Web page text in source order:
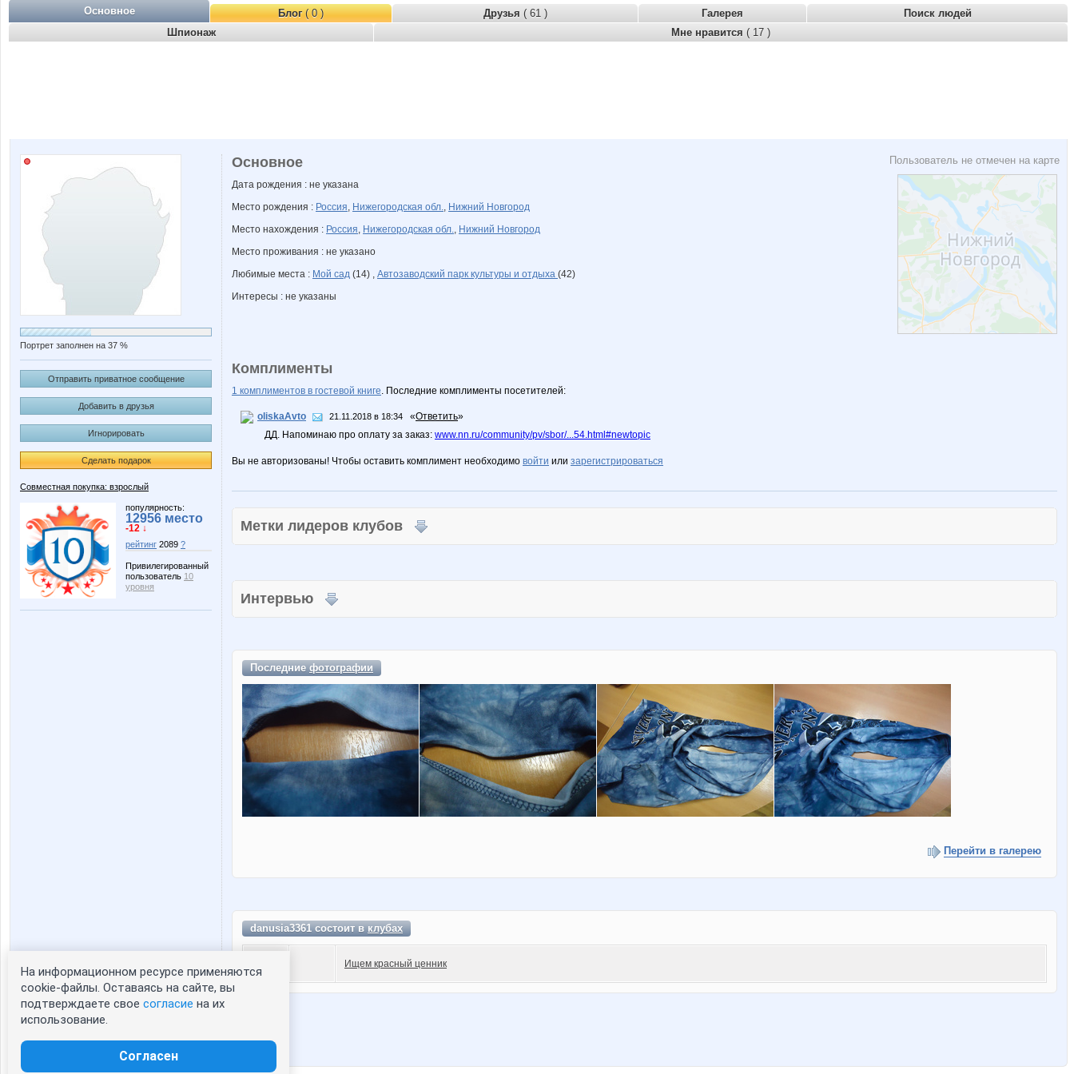
Основное Блог( 0 ) Друзья ( 61 ) Галерея
Поиск людей
Шпионаж
Мне нравится ( 17 )
Портрет заполнен на 37 %
Отправить приватное сообщение
Добавить в друзья
Игнорировать
Сделать подарок
Совместная покупка: взрослый
популярность:
12956 место
-12 ↓
рейтинг 2089 ?
Привилегированный
пользователь 10
уровня
Статистика портрета:
сейчас просматривают портрет - 0
зарегистрированные пользователи
Пользователь не отмечен на карте
Основное
Дата рождения : не указана
Место рождения : Россия, Нижегородская обл., Нижний Новгород
Место нахождения : Россия, Нижегородская обл., Нижний Новгород
Место проживания : не указано
Любимые места : Мой сад (14) , Автозаводский парк культуры и отдыха (42)
Интересы : не указаны
Комплименты
1 комплиментов в гостевой книге. Последние комплименты посетителей:
oliskaAvto 21.11.2018 в 18:34 «Ответить»
ДД. Напоминаю про оплату за заказ: www.nn.ru/community/pv/sbor/...54.html#newtopic
Вы не авторизованы! Чтобы оставить комплимент необходимо войти или зарегистрироваться
Метки лидеров клубов
Интервью
Последниефотографии
Перейти в галерею
danusia3361 состоит вклубах
Ищем красный ценник
На информационном ресурсе применяются
cookie-файлы. Оставаясь на сайте, вы
подтверждаете свое согласие на их
использование.
Согласен